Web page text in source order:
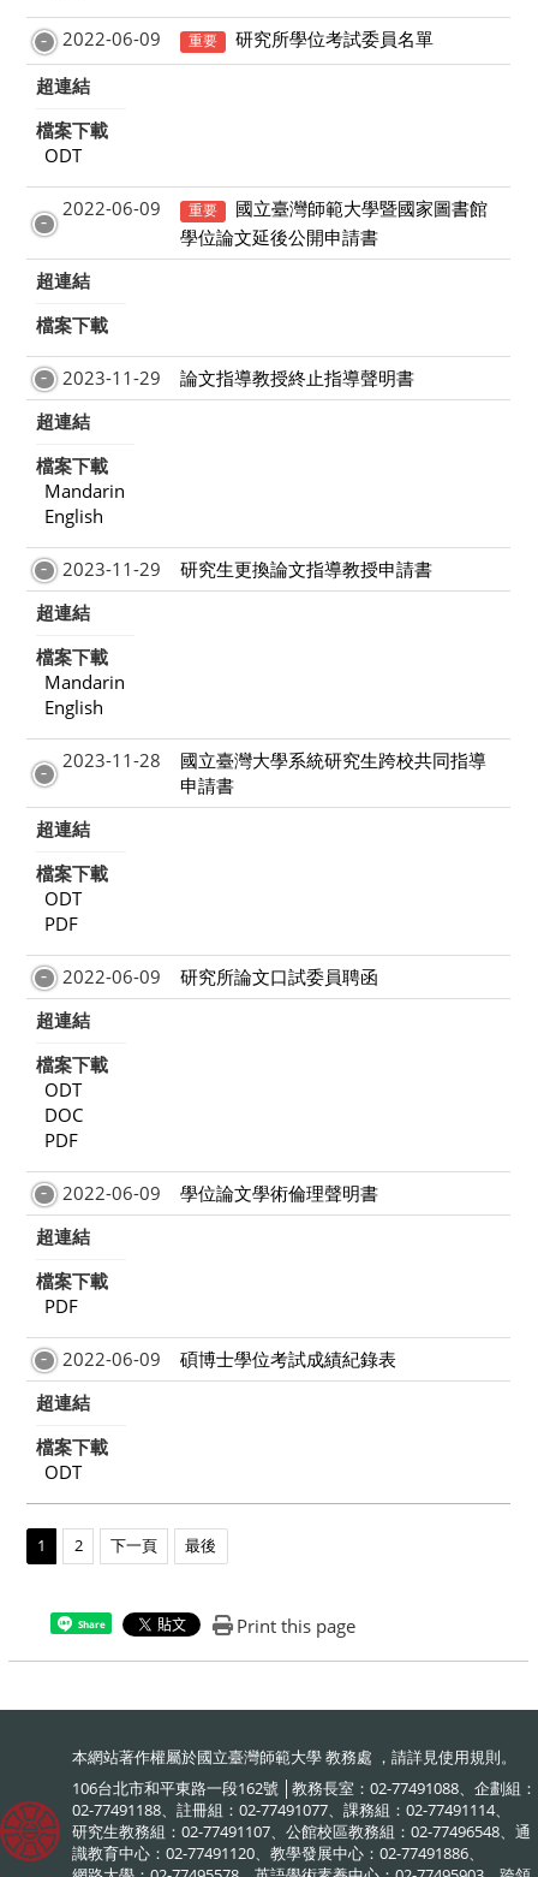
2022-06-09 重要
研究所學位考試委員名單
超連結
檔案下載
ODT
2022-06-09 重要
國立臺灣師範大學暨國家圖書館
學位論文延後公開申請書
超連結
檔案下載
2023-11-29
論文指導教授終止指導聲明書
超連結
檔案下載
Mandarin
English
2023-11-29
研究生更換論文指導教授申請書
超連結
檔案下載
Mandarin
English
2023-11-28
國立臺灣大學系統研究生跨校共同指導
申請書
超連結
檔案下載
ODT
PDF
2022-06-09
研究所論文口試委員聘函
超連結
檔案下載
ODT
DOC
PDF
2022-06-09
學位論文學術倫理聲明書
超連結
檔案下載
PDF
2022-06-09
碩博士學位考試成績紀錄表
超連結
檔案下載
ODT
1 2 下一頁 最後
Share Print this page
本網站著作權屬於國立臺灣師範大學 教務處 ，請詳見使用規則。
106台北市和平東路一段162號 │教務長室：02-77491088、企劃組：
02-77491188、註冊組：02-77491077、課務組：02-77491114、
研究生教務組：02-77491107、公館校區教務組：02-77496548、通
識教育中心：02-77491120、教學發展中心：02-77491886、